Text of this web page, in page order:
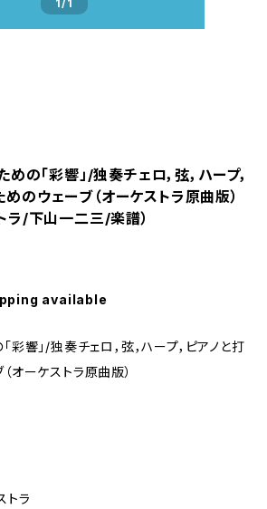
1/1
「彩響」/独奏チェロ，弦，ハープ，
のウェーブ（オーケストラ原曲版）
ラ/下山一二三/楽譜）
available
彩響」/独奏チェロ，弦，ハープ，ピアノと打
オーケストラ原曲版）
トラ